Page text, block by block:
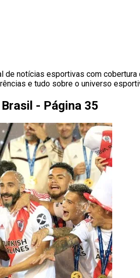
de notícias esportivas com
e tudo sobre o universo
- Página 35